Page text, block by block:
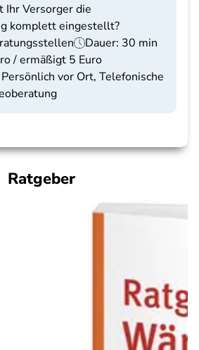
Ihr Versorger die
komplett eingestellt?
Dauer: 30 min
/ ermäßigt 5 Euro
vor Ort, Telefonische
Ratgeber